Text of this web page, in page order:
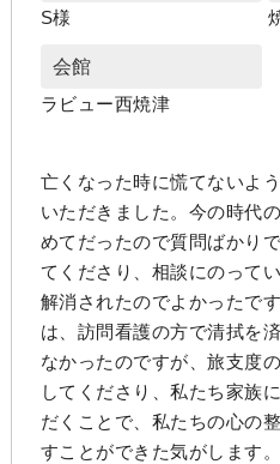
S様
会館
ラビュー西焼津
亡くなった時に慌てないよ
いただきました。今の時代
めてだったので質問ばかり
てくださり、相談にのって
解消されたのでよかったで
は、訪問看護の方で清拭を
なかったのですが、旅支度
してくださり、私たち家族
だくことで、私たちの心の
すことができた気がします